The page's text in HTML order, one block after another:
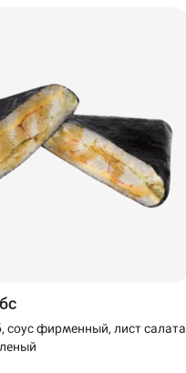
соус фирменный, лист салата